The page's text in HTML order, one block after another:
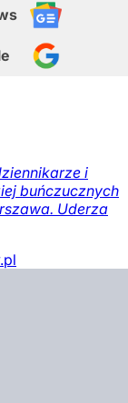
i
buńczucznych
Uderza